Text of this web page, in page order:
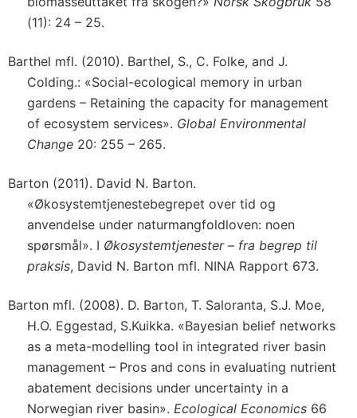
(11): 24 – 25.
Barthel mfl. (2010). Barthel, S., C. Folke, and J.
Colding.: «Social-ecological memory in urban
gardens – Retaining the capacity for management
of ecosystem services». Global Environmental
Change 20: 255 – 265.
Barton (2011). David N. Barton.
«Økosystemtjenestebegrepet over tid og
anvendelse under naturmangfoldloven: noen
spørsmål». I Økosystemtjenester – fra begrep til
praksis, David N. Barton mfl. NINA Rapport 673.
Barton mfl. (2008). D. Barton, T. Saloranta, S.J. Moe,
H.O. Eggestad, S.Kuikka. «Bayesian belief networks
as a meta-modelling tool in integrated river basin
management – Pros and cons in evaluating nutrient
abatement decisions under uncertainty in a
Norwegian river basin». Ecological Economics 66